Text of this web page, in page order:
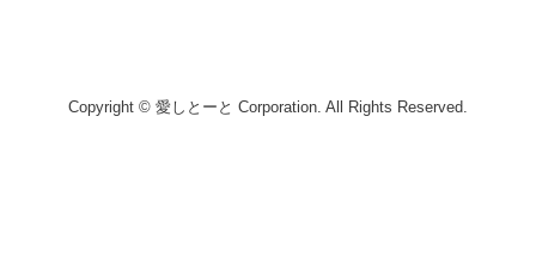
Copyright © 愛しとーと Corporation. All Rights Reserved.